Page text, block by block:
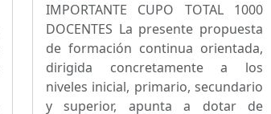
IMPORTANTE CUPO TOTAL 1000
DOCENTES La presente propuesta
de formación continua orientada,
dirigida concretamente a los
niveles inicial, primario, secundario
y superior, apunta a dotar de